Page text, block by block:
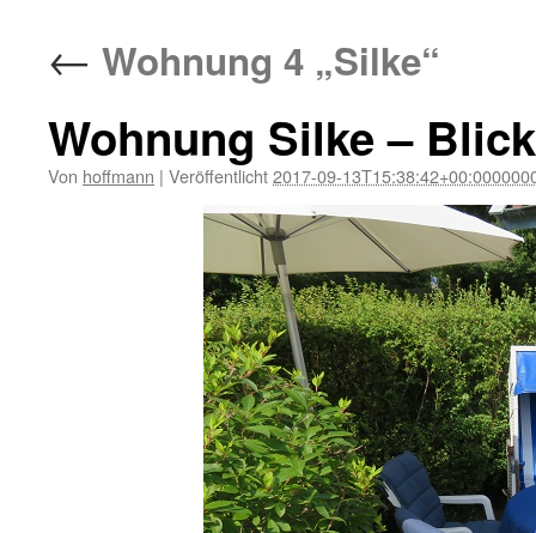
← Wohnung 4 „Silke“
Wohnung Silke –
Von hoffmann | Veröffentlicht2017-09-